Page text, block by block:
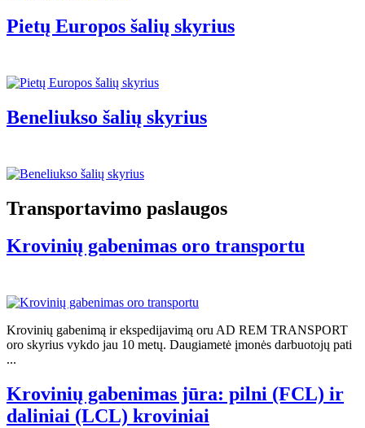
Pietų Europos šalių skyrius
Beneliukso šalių skyrius
Transportavimo paslaugos
Krovinių gabenimas oro transportu
Krovinių gabenimą ir ekspedijavimą oru AD REM TRANSPORT
oro skyrius vykdo jau 10 metų. Daugiametė įmonės darbuotojų pati
...
Krovinių gabenimas jūra: pilni (FCL) ir
daliniai (LCL) kroviniai